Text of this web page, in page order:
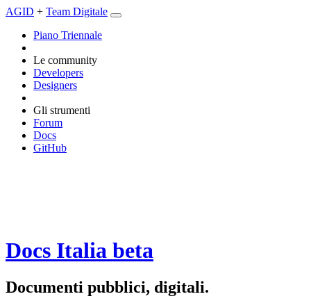
AGID + Team Digitale
Piano Triennale
Le community
Developers
Designers
Gli strumenti
Forum
Docs
GitHub
Docs Italia beta
Documenti pubblici, digitali.